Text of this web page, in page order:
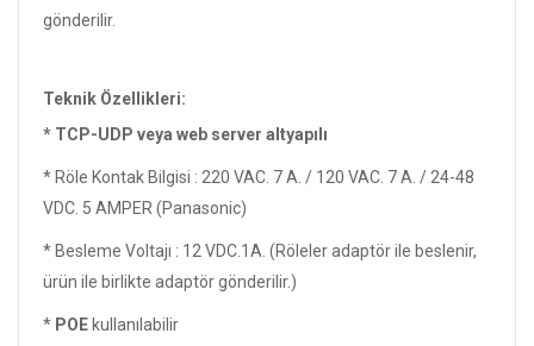
gönderilir.
Teknik Özellikleri:
* TCP-UDP veya web server altyapılı
* Röle Kontak Bilgisi : 220 VAC. 7 A. / 120 VAC. 7 A. / 24-48
VDC. 5 AMPER (Panasonic)
* Besleme Voltajı : 12 VDC.1A. (Röleler adaptör ile beslenir,
ürün ile birlikte adaptör gönderilir.)
* POE kullanılabilir